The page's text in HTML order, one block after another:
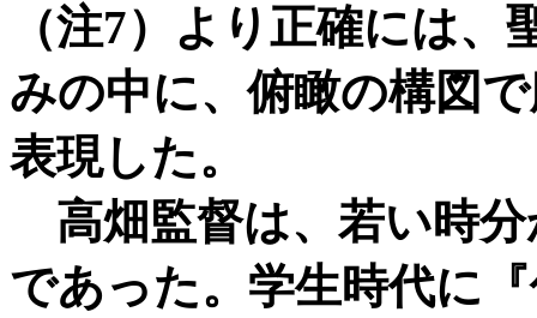
（注7）より正確には
みの中に、俯瞰の構図
表現した。
高畑監督は、若い時
であった。学生時代に